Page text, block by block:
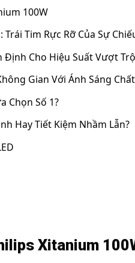
100W
Tim Rực Rỡ Của Sự
Định Cho Hiệu Suất Vượt
Gian Với Ánh Sáng
Chọn Số 1?
Hay Tiết Kiệm Nhầm Lẫn?
Xitanium